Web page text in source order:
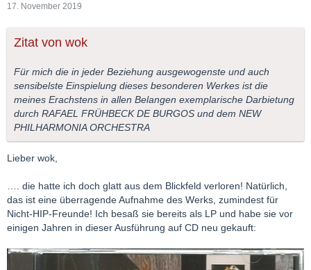
17. November 2019
Zitat von wok
Für mich die in jeder Beziehung ausgewogenste und auch
sensibelste Einspielung dieses besonderen Werkes ist die
meines Erachstens in allen Belangen exemplarische Darbietung
durch RAFAEL FRÜHBECK DE BURGOS und dem NEW
PHILHARMONIA ORCHESTRA
Lieber wok,
…. die hatte ich doch glatt aus dem Blickfeld verloren! Natürlich,
das ist eine überragende Aufnahme des Werks, zumindest für
Nicht-HIP-Freunde! Ich besaß sie bereits als LP und habe sie vor
einigen Jahren in dieser Ausführung auf CD neu gekauft: